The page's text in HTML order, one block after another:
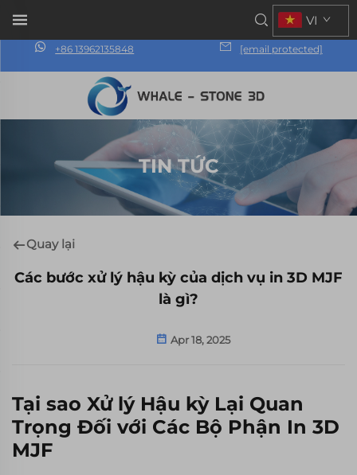
+86 13962135848 [email protected]
VI
TIN TỨC
Quay lại
Các bước xử lý hậu kỳ của dịch vụ in 3D MJF
là gì?
Apr 18, 2025
Tại sao Xử lý Hậu kỳ Lại Quan
Trọng Đối với Các Bộ Phận In 3D
MJF